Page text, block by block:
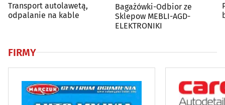
Transport autolawetą,
odpalanie na kable
Bagażówki-Odbior ze
Sklepow MEBLI-AGD-
ELEKTRONIKI
FIRMY